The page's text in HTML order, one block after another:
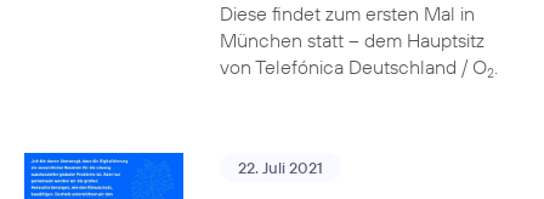
Diese findet zum ersten Mal in
München statt – dem Hauptsitz
von Telefónica Deutschland / O2.
22. Juli 2021